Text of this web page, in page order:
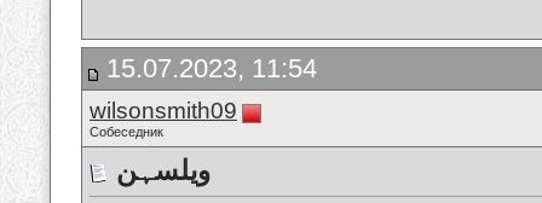
15.07.2023, 11:54
wilsonsmith09
Собеседник
ویلسہن